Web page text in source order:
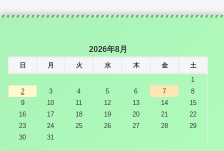
2026年8月
日 月 火 水 木 金
土
1
2
3 4 5 6 7
8
9
10 11 12 13 14
15
16
17 18 19 20 21
22
23
24 25 26 27 28
29
30
31